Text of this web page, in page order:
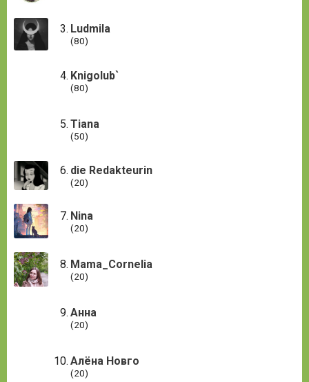
Ludmila
(80)
Knigolub`
(80)
Tiana
(50)
die Redakteurin
(20)
Nina
(20)
Mama_Cornelia
(20)
Анна
(20)
Алёна Новго
(20)